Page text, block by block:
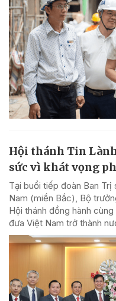
Hội thánh Tin
sức vì khát vọng
Tại buổi tiếp đoàn Ban
Nam (miền Bắc), Bộ
Hội thánh đồng hành
đưa Việt Nam trở thành